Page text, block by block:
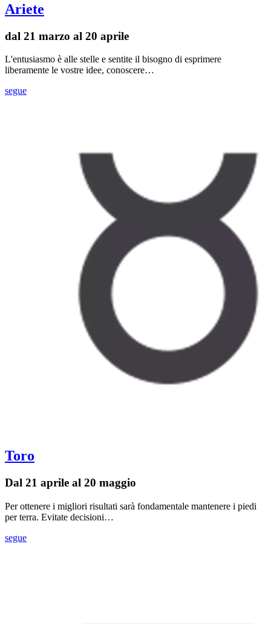
Ariete
dal 21 marzo al 20 aprile
L'entusiasmo è alle stelle e sentite il bisogno di esprimere
liberamente le vostre idee, conoscere…
segue
Toro
Dal 21 aprile al 20 maggio
Per ottenere i migliori risultati sarà fondamentale mantenere i piedi
per terra. Evitate decisioni…
segue